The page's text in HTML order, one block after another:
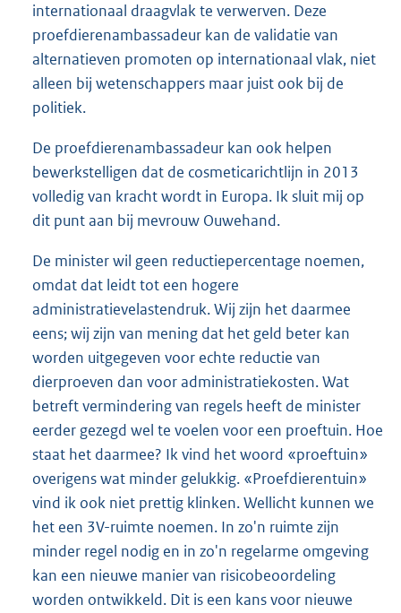
internationaal draagvlak te verwerven. Deze
proefdierenambassadeur kan de validatie van
alternatieven promoten op internationaal vlak, niet
alleen bij wetenschappers maar juist ook bij de
politiek.
De proefdierenambassadeur kan ook helpen
bewerkstelligen dat de cosmeticarichtlijn in 2013
volledig van kracht wordt in Europa. Ik sluit mij op
dit punt aan bij mevrouw Ouwehand.
De minister wil geen reductiepercentage noemen,
omdat dat leidt tot een hogere
administratievelastendruk. Wij zijn het daarmee
eens; wij zijn van mening dat het geld beter kan
worden uitgegeven voor echte reductie van
dierproeven dan voor administratiekosten. Wat
betreft vermindering van regels heeft de minister
eerder gezegd wel te voelen voor een proeftuin. Hoe
staat het daarmee? Ik vind het woord «proeftuin»
overigens wat minder gelukkig. «Proefdierentuin»
vind ik ook niet prettig klinken. Wellicht kunnen we
het een 3V-ruimte noemen. In zo'n ruimte zijn
minder regel nodig en in zo'n regelarme omgeving
kan een nieuwe manier van risicobeoordeling
worden ontwikkeld. Dit is een kans voor nieuwe